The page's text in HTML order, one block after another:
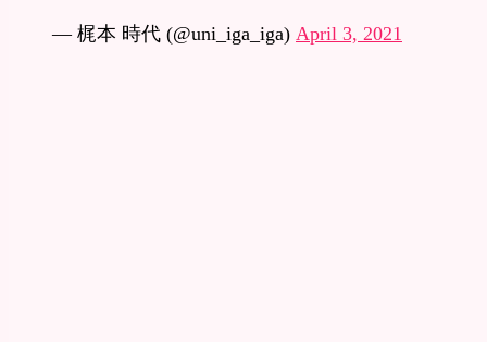
— 梶本 時代 (@uni_iga_iga) April 3, 2021